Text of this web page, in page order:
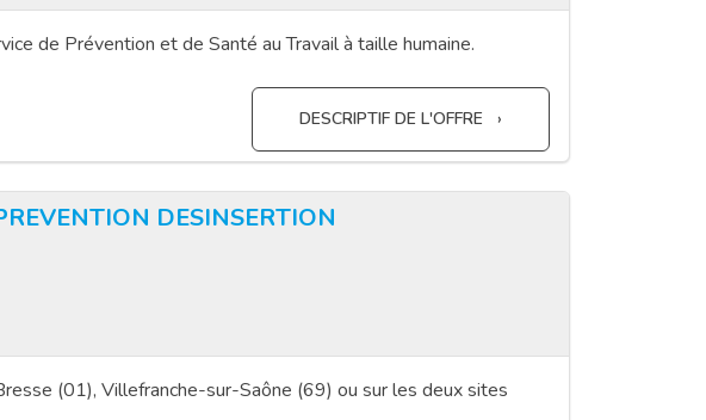
de Prévention et de Santé au Travail à taille humaine.
DESCRIPTIF DE L'OFFRE
DESINSERTION
(01), Villefranche-sur-Saône (69) ou sur les deux sites